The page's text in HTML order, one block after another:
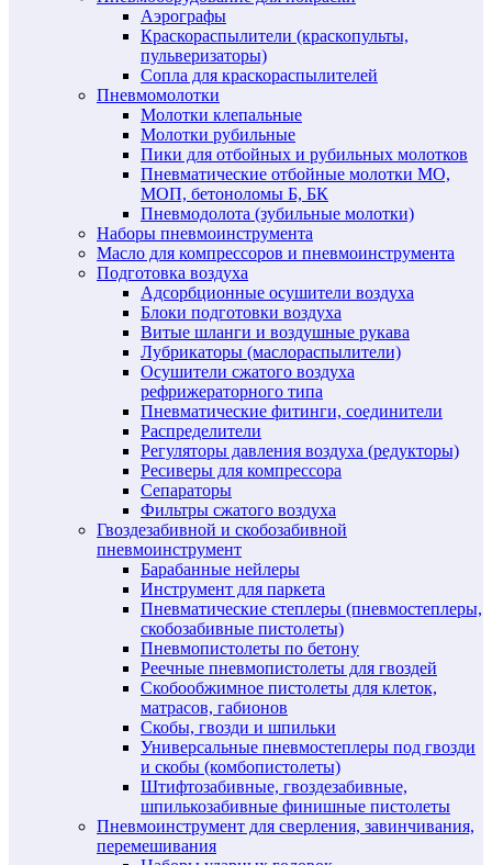
Аэрографы
Краскораспылители (краскопульты,
пульверизаторы)
Сопла для краскораспылителей
Пневмомолотки
Молотки клепальные
Молотки рубильные
Пики для отбойных и рубильных молотков
Пневматические отбойные молотки МО,
МОП, бетоноломы Б, БК
Пневмодолота (зубильные молотки)
Наборы пневмоинструмента
Масло для компрессоров и пневмоинструмента
Подготовка воздуха
Адсорбционные осушители воздуха
Блоки подготовки воздуха
Витые шланги и воздушные рукава
Лубрикаторы (маслораспылители)
Осушители сжатого воздуха
рефрижераторного типа
Пневматические фитинги, соединители
Распределители
Регуляторы давления воздуха (редукторы)
Ресиверы для компрессора
Сепараторы
Фильтры сжатого воздуха
Гвоздезабивной и скобозабивной
пневмоинструмент
Барабанные нейлеры
Инструмент для паркета
Пневматические степлеры (пневмостеплеры,
скобозабивные пистолеты)
Пневмопистолеты по бетону
Реечные пневмопистолеты для гвоздей
Скобообжимное пистолеты для клеток,
матрасов, габионов
Скобы, гвозди и шпильки
Универсальные пневмостеплеры под гвозди
и скобы (комбопистолеты)
Штифтозабивные, гвоздезабивные,
шпилькозабивные финишные пистолеты
Пневмоинструмент для сверления, завинчивания,
перемешивания